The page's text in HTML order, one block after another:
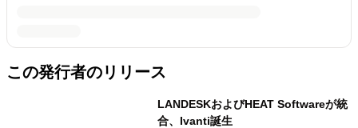
この発行者のリリース
LANDESKおよびHEAT Softwareが統
合、Ivanti誕生